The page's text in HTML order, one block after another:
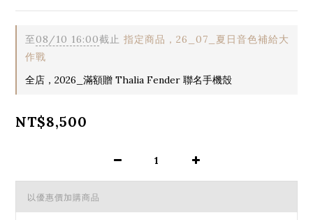
至08/10 16:00截止 指定商品，26_07_夏日音色補給大
作戰
全店，2026_滿額贈 Thalia Fender 聯名手機殼
NT$8,500
以優惠價加購商品